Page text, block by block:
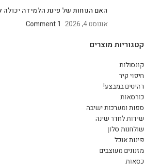
האם הנוחות של פינת הלמידה
אוגוסט 4, 2026
1 Comment
קטגוריות מוצרים
קונסולות
חיפוי קיר
רהיטים במבצע!
כורסאות
ספות ומערכות ישיבה
שידות לחדר שינה
שולחנות סלון
פינות אוכל
מזנונים מעוצבים
כסאות